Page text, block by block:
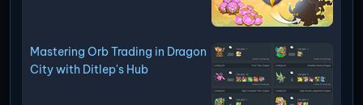
Mastering Orb Trading in Dragon
City with Ditlep's Hub